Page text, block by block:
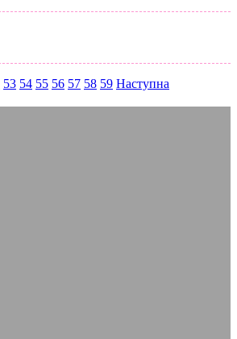
53 54 55 56 57 58 59 Наступна